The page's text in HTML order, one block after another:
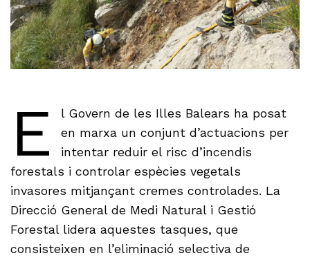
E
l Govern de les Illes Balears ha posat
en marxa un conjunt d’actuacions per
intentar reduir el risc d’incendis
forestals i controlar espècies vegetals
invasores mitjançant cremes controlades. La
Direcció General de Medi Natural i Gestió
Forestal lidera aquestes tasques, que
consisteixen en l’eliminació selectiva de